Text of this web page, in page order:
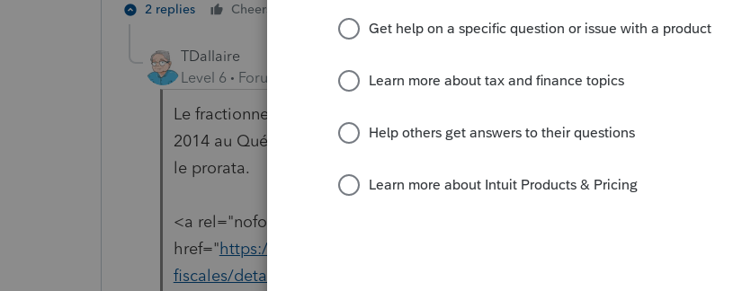
2 replies Cheers
TDallaire
Level 6
Forum|Forum|6 years ago
Le fractionnement existe depuis 2007 et il y a eu une modification en
2014 au Québec pour mettre l'âge à 65 ans et s'ajuster sur le fédéral pour
le prorata.
<a rel="nofollow" target="_blank"
href="https://www.revenuquebec.ca/fr/salle-de-presse/nouvelles-
fiscales/details/xxxxx/xxxx-10-28/">https://www.revenuquebec.ca/fr/salle-